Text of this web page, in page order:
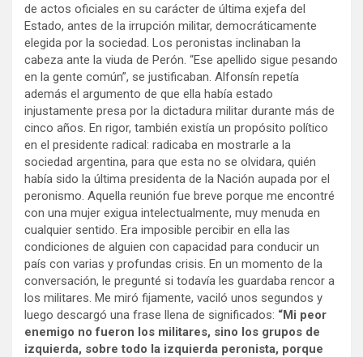
de actos oficiales en su carácter de última exjefa del
Estado, antes de la irrupción militar, democráticamente
elegida por la sociedad. Los peronistas inclinaban la
cabeza ante la viuda de Perón. “Ese apellido sigue pesando
en la gente común”, se justificaban. Alfonsín repetía
además el argumento de que ella había estado
injustamente presa por la dictadura militar durante más de
cinco años. En rigor, también existía un propósito político
en el presidente radical: radicaba en mostrarle a la
sociedad argentina, para que esta no se olvidara, quién
había sido la última presidenta de la Nación aupada por el
peronismo. Aquella reunión fue breve porque me encontré
con una mujer exigua intelectualmente, muy menuda en
cualquier sentido. Era imposible percibir en ella las
condiciones de alguien con capacidad para conducir un
país con varias y profundas crisis. En un momento de la
conversación, le pregunté si todavía les guardaba rencor a
los militares. Me miró fijamente, vaciló unos segundos y
luego descargó una frase llena de significados: “Mi peor
enemigo no fueron los militares, sino los grupos de
izquierda, sobre todo la izquierda peronista, porque